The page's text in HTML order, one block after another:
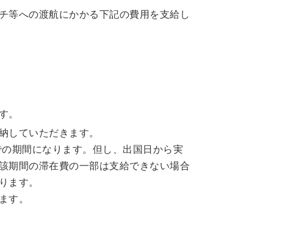
等への渡航にかかる下記の費用を支給し
。
していただきます。
期間になります。但し、出国日から実
期間の滞在費の一部は支給できない場合
ます。
す。